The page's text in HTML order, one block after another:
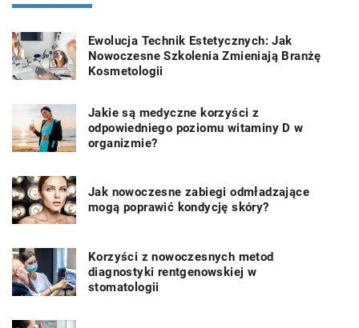
Ewolucja Technik Estetycznych: Jak
Nowoczesne Szkolenia Zmieniają Branżę
Kosmetologii
Jakie są medyczne korzyści z
odpowiedniego poziomu witaminy D w
organizmie?
Jak nowoczesne zabiegi odmładzające
mogą poprawić kondycję skóry?
Korzyści z nowoczesnych metod
diagnostyki rentgenowskiej w
stomatologii